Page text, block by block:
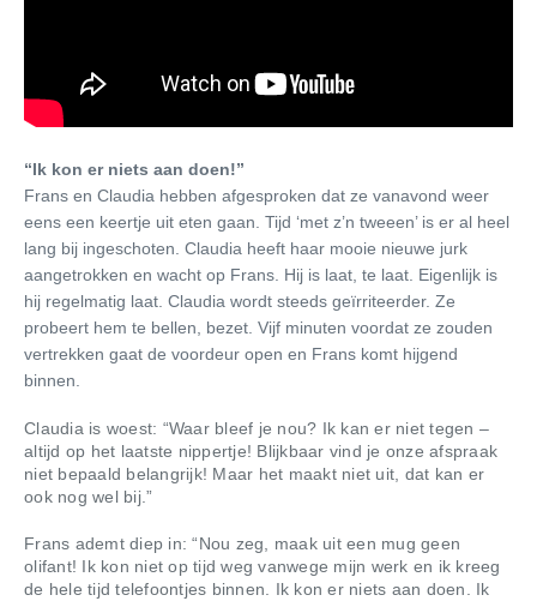
“Ik kon er niets aan doen!”
Frans en Claudia hebben afgesproken dat ze vanavond weer
eens een keertje uit eten gaan. Tijd ‘met z’n tweeen’ is er al heel
lang bij ingeschoten. Claudia heeft haar mooie nieuwe jurk
aangetrokken en wacht op Frans. Hij is laat, te laat. Eigenlijk is
hij regelmatig laat. Claudia wordt steeds geïrriteerder. Ze
probeert hem te bellen, bezet. Vijf minuten voordat ze zouden
vertrekken gaat de voordeur open en Frans komt hijgend
binnen.
Claudia is woest: “Waar bleef je nou? Ik kan er niet tegen –
altijd op het laatste nippertje! Blijkbaar vind je onze afspraak
niet bepaald belangrijk! Maar het maakt niet uit, dat kan er
ook nog wel bij.”
Frans ademt diep in: “Nou zeg, maak uit een mug geen
olifant! Ik kon niet op tijd weg vanwege mijn werk en ik kreeg
de hele tijd telefoontjes binnen. Ik kon er niets aan doen. Ik